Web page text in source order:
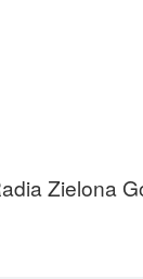
Zielona